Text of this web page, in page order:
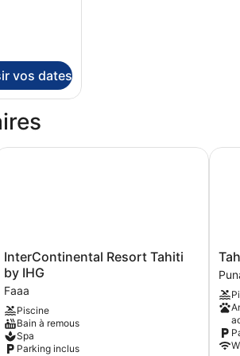
vos dates
InterContinental
Resort
Tahiti
by
IHG
Faaa
InterContinental Resort Tahiti
by IHG
Faaa
Piscine
Bain à remous
Spa
Parking inclus
Resort Tahiti by IHG